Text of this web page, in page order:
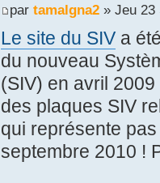
par tamalgna2» Jeu 23
Le site du SIVa
du nouveau
(SIV) en avril
des plaques SIV
qui représente
septembre 2010 !